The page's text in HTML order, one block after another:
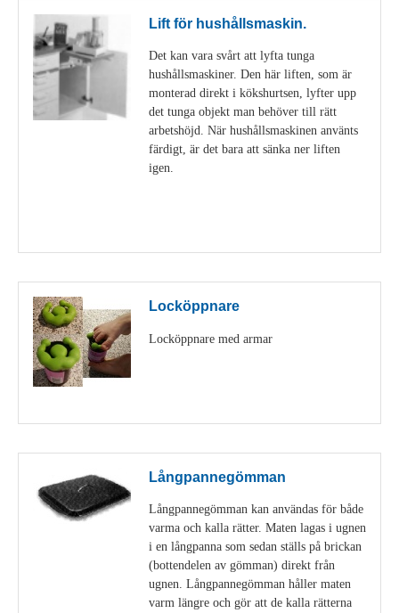
Lift för hushållsmaskin.
Det kan vara svårt att lyfta tunga
hushållsmaskiner. Den här liften, som är
monterad direkt i kökshurtsen, lyfter upp
det tunga objekt man behöver till rätt
arbetshöjd. När hushållsmaskinen använts
färdigt, är det bara att sänka ner liften
igen.
Locköppnare
Locköppnare med armar
Långpannegömman
Långpannegömman kan användas för både
varma och kalla rätter. Maten lagas i ugnen
i en långpanna som sedan ställs på brickan
(bottendelen av gömman) direkt från
ugnen. Långpannegömman håller maten
varm längre och gör att de kalla rätterna